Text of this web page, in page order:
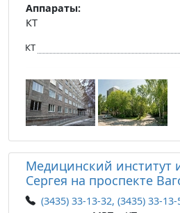
Аппараты:
КТ
КТ
Медицинский институт
Сергея на проспекте
(3435) 33-13-32, (3435) 33-